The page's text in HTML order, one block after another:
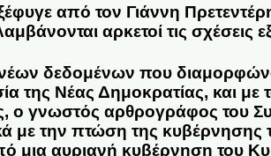
από τον Γιάννη
αρκετοί τις σχέσεις
δεδομένων που
της Νέας Δημοκρατίας, και με
ο γνωστός αρθρογράφος του
με την πτώση της κυβέρνησης
μια αυριανή κυβέρνηση του